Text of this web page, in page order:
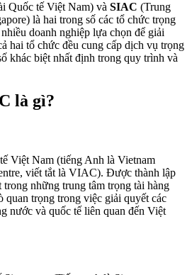
Quốc tế Việt Nam) và SIAC (Trung
là hai trong số các tổ chức trọng
doanh nghiệp lựa chọn để giải
hai tổ chức đều cung cấp dịch vụ trọng
khác biệt nhất định trong quy trình và
là gì?
Việt Nam (tiếng Anh là Vietnam
viết tắt là VIAC). Được thành lập
những trung tâm trọng tài hàng
quan trọng trong việc giải quyết các
nước và quốc tế liên quan đến Việt